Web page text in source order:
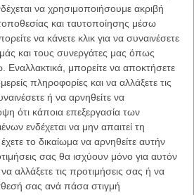
να χρησιμοποιήσουμε ακριβή
και ταυτοποίησης μέσω
να κάνετε κλικ για να συναινέσετε
και τους συνεργάτες μας όπως
Εναλλακτικά, μπορείτε να αποκτήσετε
πληροφορίες και να αλλάξετε τις
ή να αρνηθείτε να
ότι κάποια επεξεργασία των
ενδέχεται να μην απαιτεί τη
το δικαίωμα να αρνηθείτε αυτήν
σας θα ισχύουν μόνο για αυτόν
αλλάξετε τις προτιμήσεις σας ή να
σας ανά πάσα στιγμή
και στις ερμηνείες των πρωταγωνιστών,
«άψογη κινηματογραφική
ακριβώς θα περίμενε κανείς». Υπάρχει
προσφέρει στον Οδυσσέα μια ερμηνεία
της καριέρας του, ενώ ο
στον ρόλο του Αντίνοου και ο